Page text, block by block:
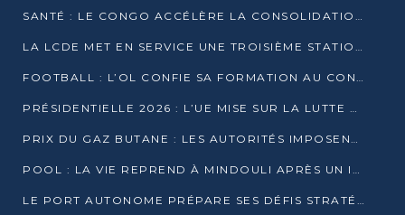
SANTÉ : LE CONGO ACCÉLÈRE LA CONSOLIDATION DE L’OFFRE DE SOINS
LA LCDE MET EN SERVICE UNE TROISIÈME STATION D’EAU POTABLE À MFILOU
FOOTBALL : L’OL CONFIE SA FORMATION AU CONGOLAIS CHRISTIAN BASSILA
PRÉSIDENTIELLE 2026 : L’UE MISE SUR LA LUTTE CONTRE LA DÉSINFORMATION
PRIX DU GAZ BUTANE : LES AUTORITÉS IMPOSENT LE RESPECT DES PRIX RÉGLEMENTÉS
POOL : LA VIE REPREND À MINDOULI APRÈS UN INCIDENT ARMÉ SUR LA RN1
LE PORT AUTONOME PRÉPARE SES DÉFIS STRATÉGIQUES DE 2026